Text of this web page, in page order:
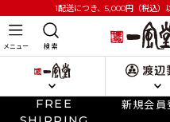
1配送につき、5,000円 （税込
メニュー 検 索
FREE
新規会